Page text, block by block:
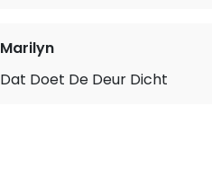
Marilyn
Dat Doet De Deur Dicht